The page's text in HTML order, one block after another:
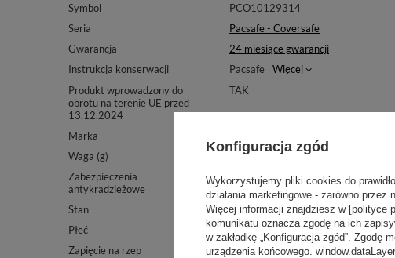
Symbol
PCO10129314
Seria
Pacsafe - Coversafe
Gwarancja
24 miesiące gwarancji
Instrukcja konserwacji
Pacsafe
Więcej
Produkt wprowadzony do
obrotu na terenie UE przed
13.12.2024
TAK
Marka
Waga (g)
24 g
Zabezpieczenia
antykradzieżowe
TAK
Stan
Nowy
Płeć
Damskie
Zapięcie na rzep
Nie
Konfiguracja zgód
Wykorzystujemy pliki cookies do
działania marketingowe - zarówno
Więcej informacji znajdziesz w [polityce
komunikatu oznacza zgodę na ich
w zakładkę „Konfiguracja zgód”.
urządzenia końcowego.